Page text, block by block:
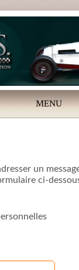
MENU
un
ci-